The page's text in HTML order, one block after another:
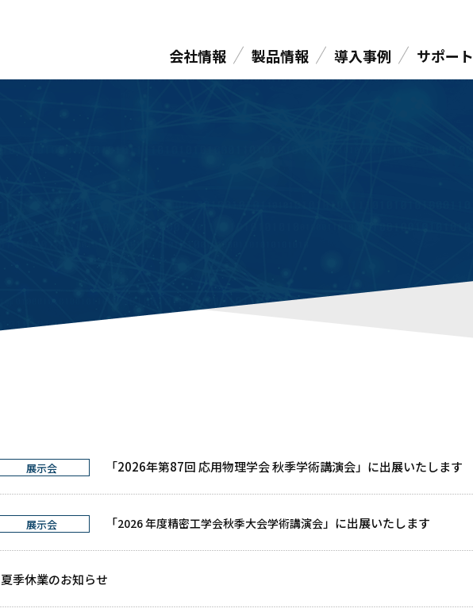
会社情報 製品情報 導入事例 サポート
展示会 「2026年第87回 応用物理学会 秋季学術講演会」に出展いたします
展示会 「2026 年度精密工学会秋季大会学術講演会 」に出展いたします
夏季休業のお知らせ